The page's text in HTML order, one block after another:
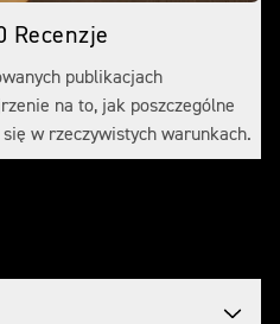
Recenzje
publikacjach
na to, jak poszczególne
w rzeczywistych warunkach.